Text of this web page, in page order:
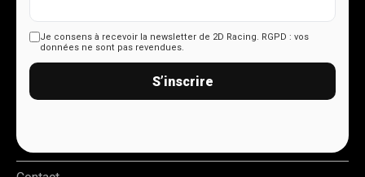
Je consens à recevoir la newsletter de 2D Racing. RGPD : vos
données ne sont pas revendues.
S’inscrire